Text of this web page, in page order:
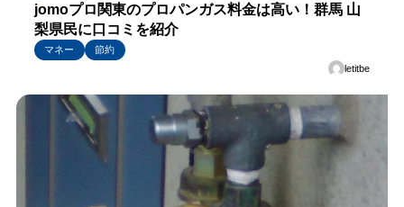
jomoプロ関東のプロパンガス料金は高い！群馬 山
梨県民に口コミを紹介
マネー
節約
letitbe